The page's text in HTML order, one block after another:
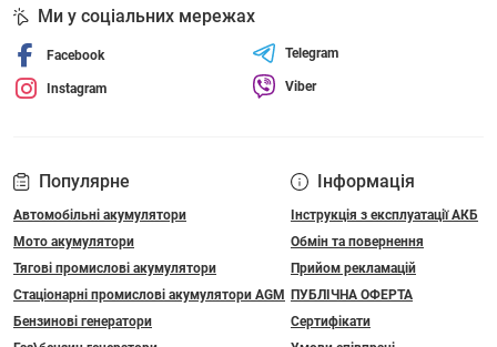
Популярне
Автомобільні акумулятори
Мото акумулятори
Тягові промислові акумулятори
Стаціонарні промислові акумулятори АGM
Бензинові генератори
Інформація
Інструкція з експлуатації АКБ
Обмін та повернення
Прийом рекламацій
ПУБЛІЧНА ОФЕРТА
Сертифікати
Ми у соціальних мережах
Facebook
Instagram
Telegram
Viber